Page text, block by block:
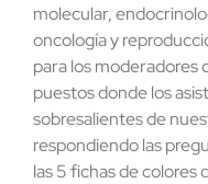
molecular,
oncología y
para los moderadores
puestos donde los
sobresalientes de
respondiendo las
las 5 fichas de colores